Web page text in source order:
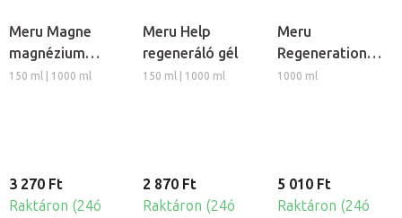
Meru Magne
magnézium
masszázs krém
150 ml | 1000 ml
3 270 Ft
Raktáron (24ó
Meru Help
regeneráló gél
150 ml | 1000 ml
2 870 Ft
Raktáron (24ó
Meru
Regeneration
izomlazító
1000 ml
5 010 Ft
Raktáron (24ó